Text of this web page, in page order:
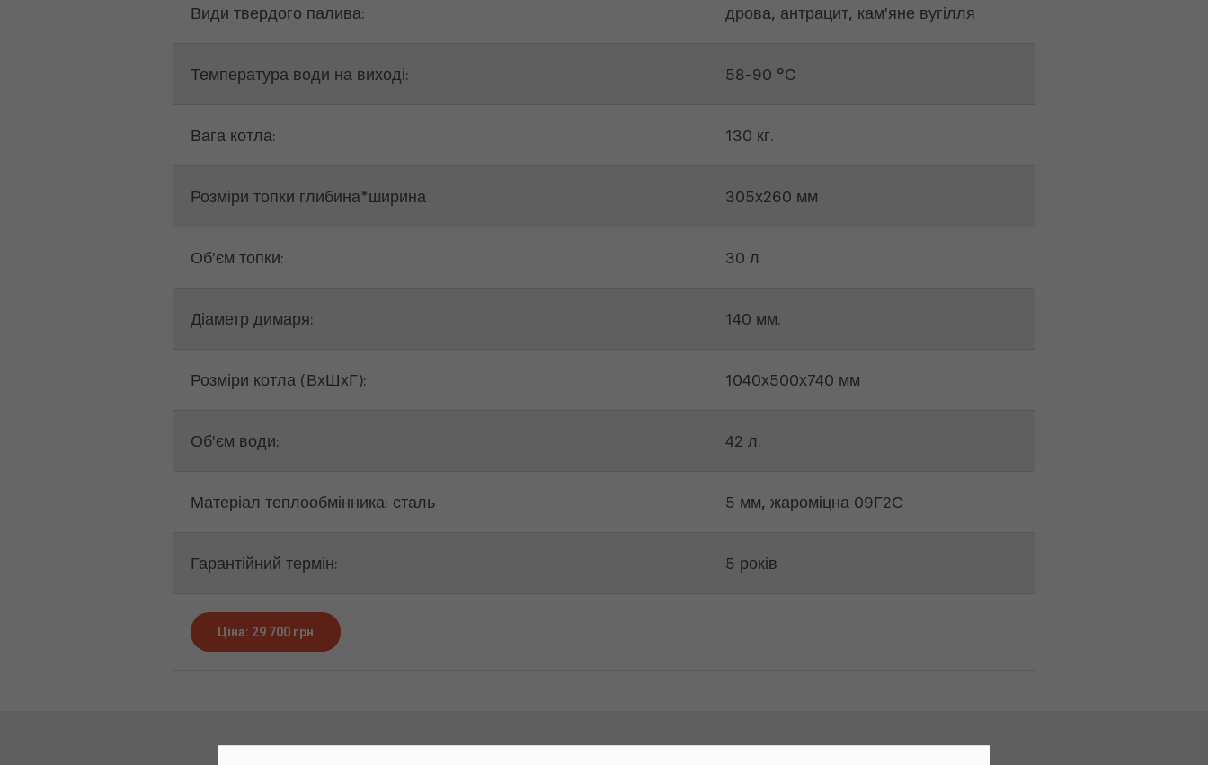
Види твердого палива: дрова, антрацит, кам'яне вугілля
Температура води на виході: 58-90 °C
Вага котла: 130 кг.
Розміри топки глибина*ширина 305х260 мм
Об'єм топки: 30 л
Діаметр димаря: 140 мм.
Розміри котла (ВхШхГ): 1040х500х740 мм
Об'єм води: 42 л.
Матеріал теплообмінника: сталь 5 мм, жароміцна 09Г2С
Гарантійний термін: 5 років
Ціна: 29 700 грн